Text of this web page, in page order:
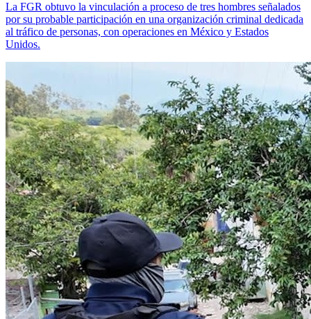
La FGR obtuvo la vinculación a proceso de tres hombres señalados
por su probable participación en una organización criminal dedicada
al tráfico de personas, con operaciones en México y Estados
Unidos.